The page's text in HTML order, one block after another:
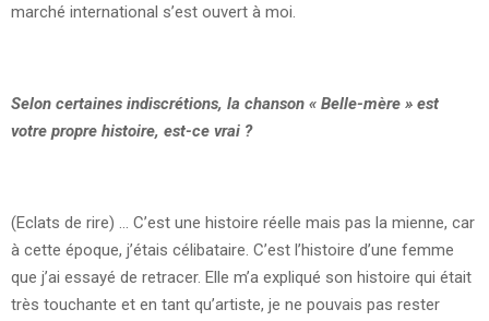
marché international s’est ouvert à moi.
Selon certaines indiscrétions, la chanson « Belle-mère » est
votre propre histoire, est-ce vrai ?
(Eclats de rire) … C’est une histoire réelle mais pas la mienne, car
à cette époque, j’étais célibataire. C’est l’histoire d’une femme
que j’ai essayé de retracer. Elle m’a expliqué son histoire qui était
très touchante et en tant qu’artiste, je ne pouvais pas rester